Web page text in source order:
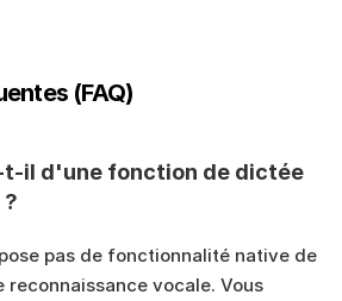
(FAQ)
t-il d'une fonction de dictée
pas de fonctionnalité native de
reconnaissance vocale. Vous